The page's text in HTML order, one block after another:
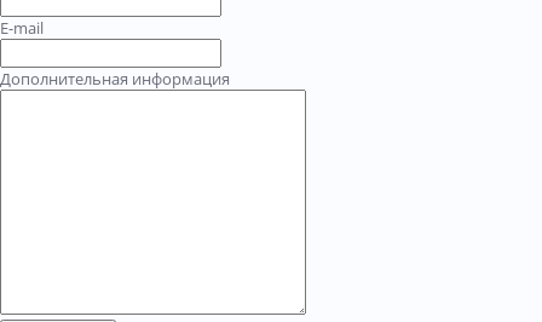
E-mail
Дополнительная информация